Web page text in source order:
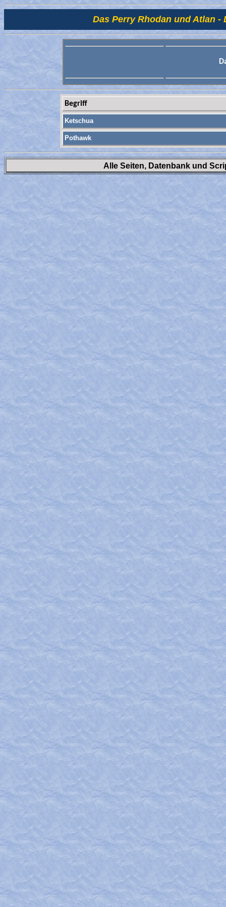
Das Perry Rhodan und Atlan -
Begriff
Ketschua
Pothawk
Alle Seiten, Datenbank und